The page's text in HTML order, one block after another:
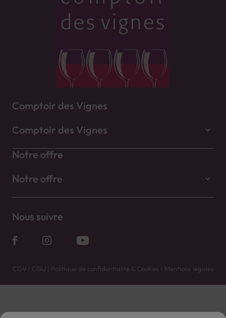
Comptoir des Vignes
Comptoir des Vignes
Notre offre
Notre offre
Nous suivre
CGV | CGU | Politique de confidentialité & Cookies | Mentions légales
Vente uniquement en caves. Contactez votre caviste pour plus de renseignements.